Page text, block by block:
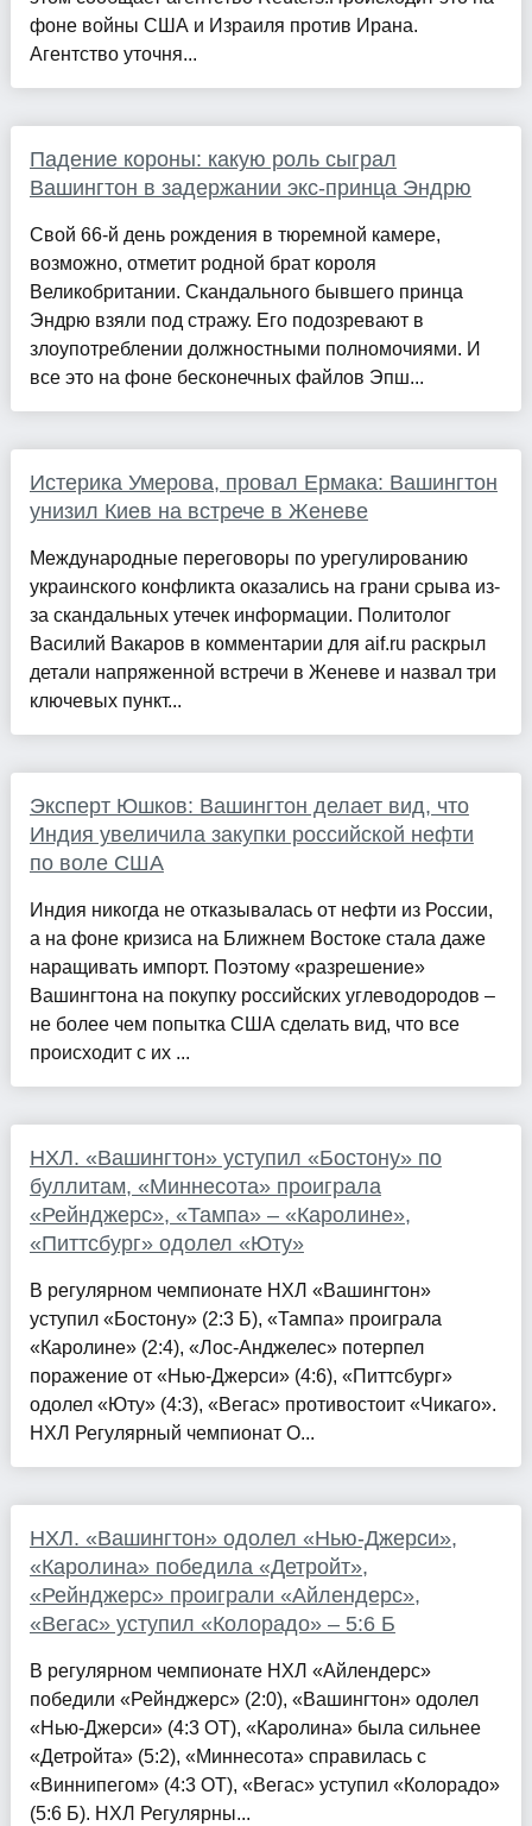
фоне войны США и Израиля против Ирана.
Агентство уточня...
Падение короны: какую роль сыграл
Вашингтон в задержании экс-принца Эндрю
Свой 66-й день рождения в тюремной камере,
возможно, отметит родной брат короля
Великобритании. Скандального бывшего принца
Эндрю взяли под стражу. Его подозревают в
злоупотреблении должностными полномочиями. И
все это на фоне бесконечных файлов Эпш...
Истерика Умерова, провал Ермака: Вашингтон
унизил Киев на встрече в Женеве
Международные переговоры по урегулированию
украинского конфликта оказались на грани срыва из-
за скандальных утечек информации. Политолог
Василий Вакаров в комментарии для aif.ru раскрыл
детали напряженной встречи в Женеве и назвал три
ключевых пункт...
Эксперт Юшков: Вашингтон делает вид, что
Индия увеличила закупки российской нефти
по воле США
Индия никогда не отказывалась от нефти из России,
а на фоне кризиса на Ближнем Востоке стала даже
наращивать импорт. Поэтому «разрешение»
Вашингтона на покупку российских углеводородов –
не более чем попытка США сделать вид, что все
происходит с их ...
НХЛ. «Вашингтон» уступил «Бостону» по
буллитам, «Миннесота» проиграла
«Рейнджерс», «Тампа» – «Каролине»,
«Питтсбург» одолел «Юту»
В регулярном чемпионате НХЛ «Вашингтон»
уступил «Бостону» (2:3 Б), «Тампа» проиграла
«Каролине» (2:4), «Лос-Анджелес» потерпел
поражение от «Нью-Джерси» (4:6), «Питтсбург»
одолел «Юту» (4:3), «Вегас» противостоит «Чикаго».
НХЛ Регулярный чемпионат О...
НХЛ. «Вашингтон» одолел «Нью-Джерси»,
«Каролина» победила «Детройт»,
«Рейнджерс» проиграли «Айлендерс»,
«Вегас» уступил «Колорадо» – 5:6 Б
В регулярном чемпионате НХЛ «Айлендерс»
победили «Рейнджерс» (2:0), «Вашингтон» одолел
«Нью-Джерси» (4:3 ОТ), «Каролина» была сильнее
«Детройта» (5:2), «Миннесота» справилась с
«Виннипегом» (4:3 ОТ), «Вегас» уступил «Колорадо»
(5:6 Б). НХЛ Регулярны...